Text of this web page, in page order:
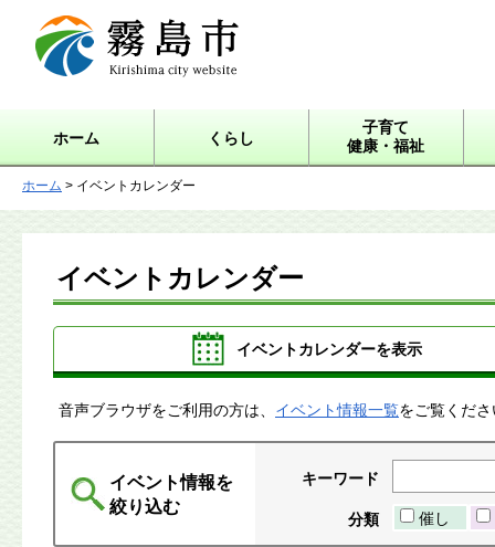
霧島市 Kirishima city
website
ホーム くらし
子育て
健康・福祉
ホーム > イベントカレンダー
イベントカレンダー
イベントカレンダーを表示
音声ブラウザをご利用の方は、 イベント情報一覧をご覧くだ
イベント情報を
絞り込む
キーワード
分類 催し